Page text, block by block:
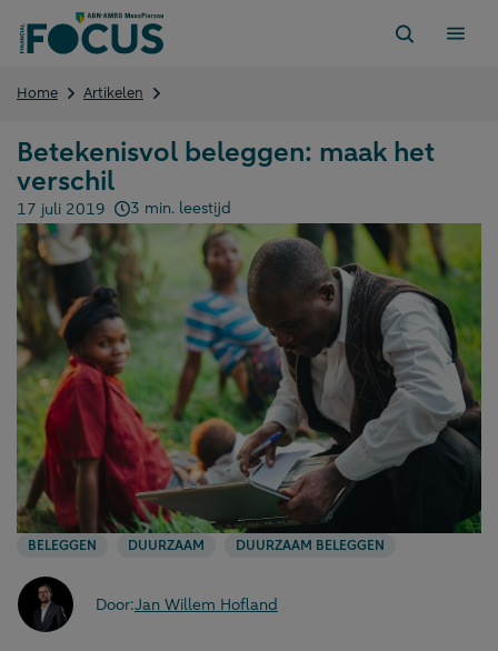
naar
Home Artikelen
het
Betekenisvol beleggen: maak het
verschil
Gepubliceerd op:
17 juli 2019 3 min. leestijd
BELEGGEN DUURZAAM DUURZAAM BELEGGEN
Door:Jan Willem Hofland